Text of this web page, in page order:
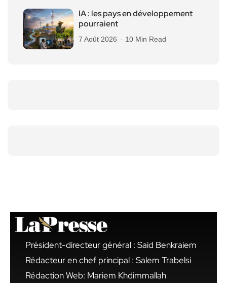
IA : les pays en développement
pourraient
7 Août 2026 10 Min Read
Président-directeur général : Said Benkraiem
Rédacteur en chef principal : Salem Trabelsi
Rédaction Web: Mariem Khdimmallah